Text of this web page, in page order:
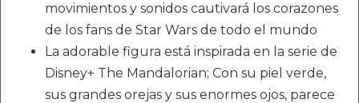
movimientos y sonidos cautivará los corazones
de los fans de Star Wars de todo el mundo
La adorable figura está inspirada en la serie de
Disney+ The Mandalorian; Con su piel verde,
sus grandes orejas y sus enormes ojos, parece